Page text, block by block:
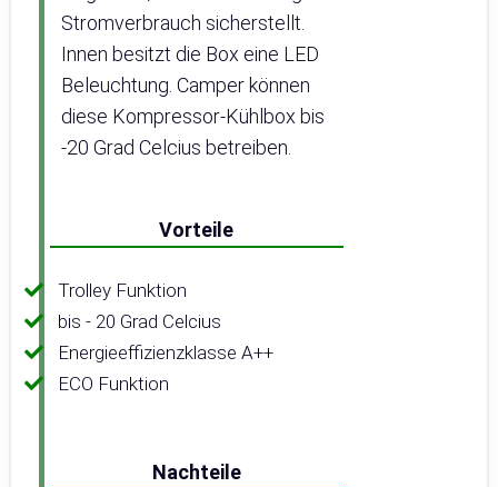
Stromverbrauch sicherstellt.
Innen besitzt die Box eine LED
Beleuchtung. Camper können
diese Kompressor-Kühlbox bis
-20 Grad Celcius betreiben.
Vorteile
Trolley Funktion
bis - 20 Grad Celcius
Energieeffizienzklasse A++
ECO Funktion
Nachteile